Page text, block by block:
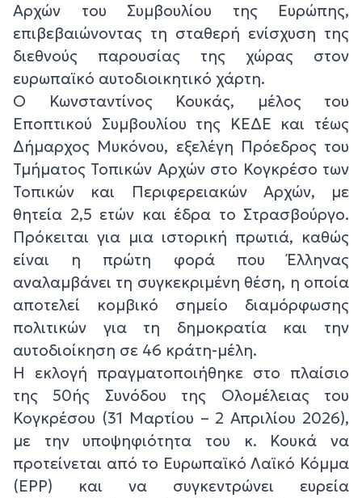
Αρχών του Συμβουλίου της Ευρώπης,
επιβεβαιώνοντας τη σταθερή ενίσχυση της
διεθνούς παρουσίας της χώρας στον
ευρωπαϊκό αυτοδιοικητικό χάρτη.
Ο Κωνσταντίνος Κουκάς, μέλος του
Εποπτικού Συμβουλίου της ΚΕΔΕ και τέως
Δήμαρχος Μυκόνου, εξελέγη Πρόεδρος του
Τμήματος Τοπικών Αρχών στο Κογκρέσο των
Τοπικών και Περιφερειακών Αρχών, με
θητεία 2,5 ετών και έδρα το Στρασβούργο.
Πρόκειται για μια ιστορική πρωτιά, καθώς
είναι η πρώτη φορά που Έλληνας
αναλαμβάνει τη συγκεκριμένη θέση, η οποία
αποτελεί κομβικό σημείο διαμόρφωσης
πολιτικών για τη δημοκρατία και την
αυτοδιοίκηση σε 46 κράτη-μέλη.
Η εκλογή πραγματοποιήθηκε στο πλαίσιο
της 50ής Συνόδου της Ολομέλειας του
Κογκρέσου (31 Μαρτίου – 2 Απριλίου 2026),
με την υποψηφιότητα του κ. Κουκά να
προτείνεται από το Ευρωπαϊκό Λαϊκό Κόμμα
(EPP) και να συγκεντρώνει ευρεία